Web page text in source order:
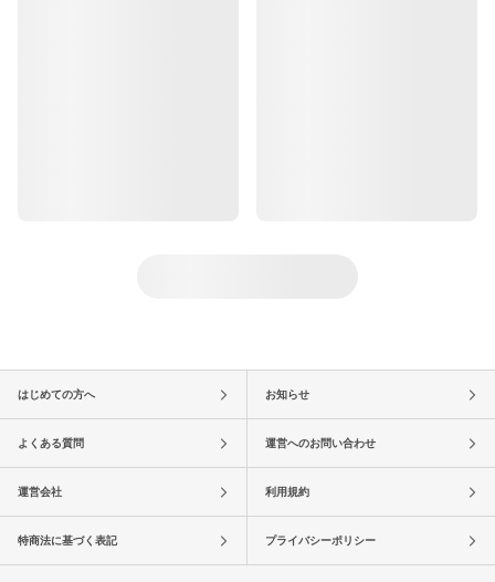
はじめての方へ お知らせ
よくある質問 運営へのお問い合わせ
運営会社 利用規約
特商法に基づく表記 プライバシーポリシー